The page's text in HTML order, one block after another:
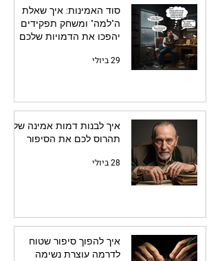
סוד האמינות: איך שאלת
ה"למה" ומשחק תפקידים
יהפכו את הדמויות שלכם
29 ביולי
איך לבנות דמות אמינה שלא
תהרוס לכם את הסיפור
28 ביולי
איך להפוך סיפור שטוח
לדרמה עוצרת נשימה